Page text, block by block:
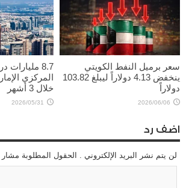
سعر برميل النفط الكويتي
ينخفض 4.13 دولاراً ليبلغ 103.82
دولاراً
2026/06/06
8.7
المركزي
خلال 3 أشهر
2026/05/31
اضف رد
لن يتم نشر البريد الإلكتروني . الحقول المطلوبة مشار